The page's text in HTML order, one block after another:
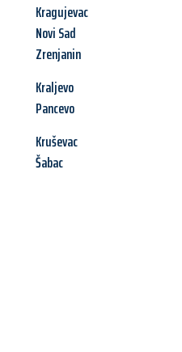
Kragujevac
Novi Sad
Zrenjanin
Kraljevo
Pancevo
Kruševac
Šabac